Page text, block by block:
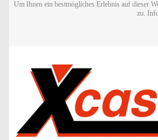
Um Ihnen ein bestmögliches Erlebnis auf dieser
zu.